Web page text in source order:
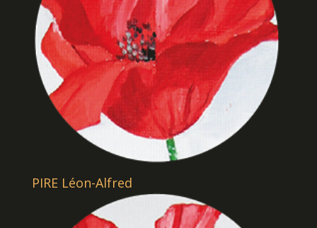
PIRE Léon-Alfred